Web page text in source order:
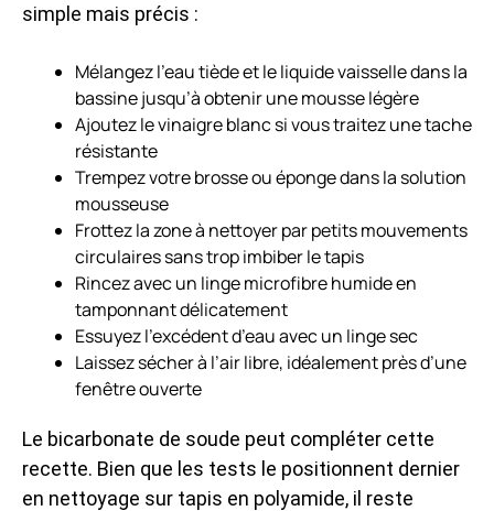
simple mais précis :
Mélangez l’eau tiède et le liquide vaisselle dans la
bassine jusqu’à obtenir une mousse légère
Ajoutez le vinaigre blanc si vous traitez une tache
résistante
Trempez votre brosse ou éponge dans la solution
mousseuse
Frottez la zone à nettoyer par petits mouvements
circulaires sans trop imbiber le tapis
Rincez avec un linge microfibre humide en
tamponnant délicatement
Essuyez l’excédent d’eau avec un linge sec
Laissez sécher à l’air libre, idéalement près d’une
fenêtre ouverte
Le bicarbonate de soude peut compléter cette
recette. Bien que les tests le positionnent dernier
en nettoyage sur tapis en polyamide, il reste